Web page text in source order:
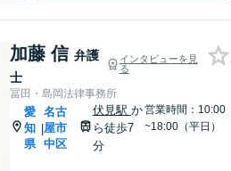
加藤 信 弁護
士
インタビューを見
る
冨田・島岡法律事務所
愛
知
県
|
名古
屋市
中区
伏見駅 か
ら徒歩7
分
営業時間：10:00
~18:00（平日）